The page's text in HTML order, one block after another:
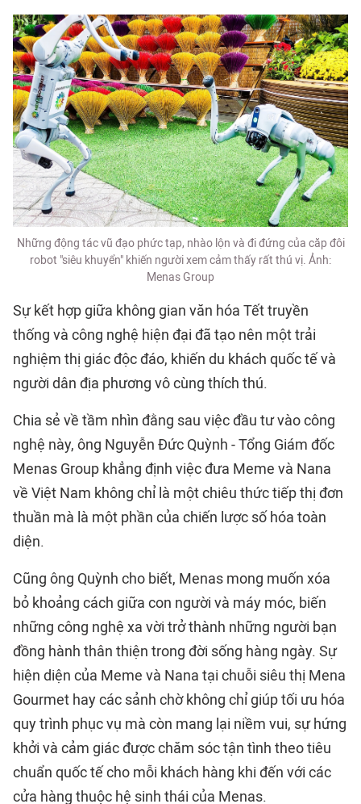
Những động tác vũ đạo phức tạp, nhào lộn và đi đứng của căp đôi
robot "siêu khuyển" khiến người xem cảm thấy rất thú vị. Ảnh:
Menas Group
Sự kết hợp giữa không gian văn hóa Tết truyền
thống và công nghệ hiện đại đã tạo nên một trải
nghiệm thị giác độc đáo, khiến du khách quốc tế và
người dân địa phương vô cùng thích thú.
Chia sẻ về tầm nhìn đằng sau việc đầu tư vào công
nghệ này, ông Nguyễn Đức Quỳnh - Tổng Giám đốc
Menas Group khẳng định việc đưa Meme và Nana
về Việt Nam không chỉ là một chiêu thức tiếp thị đơn
thuần mà là một phần của chiến lược số hóa toàn
diện.
Cũng ông Quỳnh cho biết, Menas mong muốn xóa
bỏ khoảng cách giữa con người và máy móc, biến
những công nghệ xa vời trở thành những người bạn
đồng hành thân thiện trong đời sống hàng ngày. Sự
hiện diện của Meme và Nana tại chuỗi siêu thị Mena
Gourmet hay các sảnh chờ không chỉ giúp tối ưu hóa
quy trình phục vụ mà còn mang lại niềm vui, sự hứng
khởi và cảm giác được chăm sóc tận tình theo tiêu
chuẩn quốc tế cho mỗi khách hàng khi đến với các
cửa hàng thuộc hệ sinh thái của Menas.